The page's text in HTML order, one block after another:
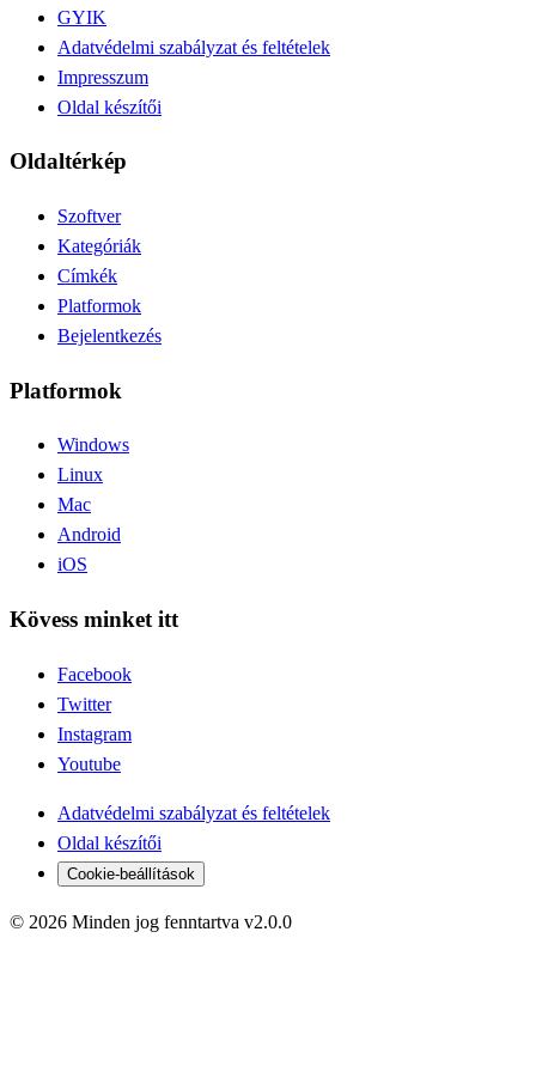
GYIK
Adatvédelmi szabályzat és feltételek
Impresszum
Oldal készítői
Oldaltérkép
Szoftver
Kategóriák
Címkék
Platformok
Bejelentkezés
Platformok
Windows
Linux
Mac
Android
iOS
Kövess minket itt
Facebook
Twitter
Instagram
Youtube
Adatvédelmi szabályzat és feltételek
Oldal készítői
Cookie-beállítások
© 2026 Minden jog fenntartva v2.0.0